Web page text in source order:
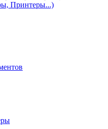
Принтеры...)